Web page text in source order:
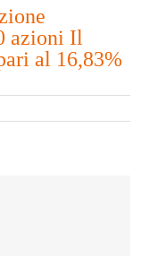
azioni Il
al 16,83%